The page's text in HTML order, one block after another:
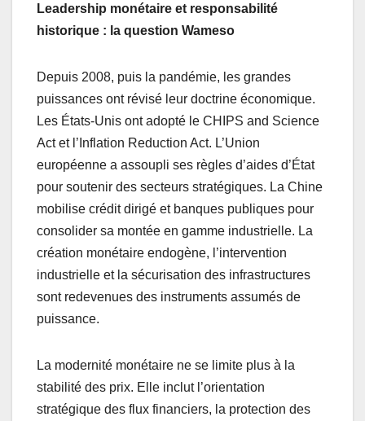
Leadership monétaire et responsabilité
historique : la question Wameso
Depuis 2008, puis la pandémie, les grandes
puissances ont révisé leur doctrine économique.
Les États-Unis ont adopté le CHIPS and Science
Act et l’Inflation Reduction Act. L’Union
européenne a assoupli ses règles d’aides d’État
pour soutenir des secteurs stratégiques. La Chine
mobilise crédit dirigé et banques publiques pour
consolider sa montée en gamme industrielle. La
création monétaire endogène, l’intervention
industrielle et la sécurisation des infrastructures
sont redevenues des instruments assumés de
puissance.
La modernité monétaire ne se limite plus à la
stabilité des prix. Elle inclut l’orientation
stratégique des flux financiers, la protection des